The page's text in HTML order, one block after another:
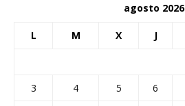
agosto 2026
L M X J
3
4 5 6